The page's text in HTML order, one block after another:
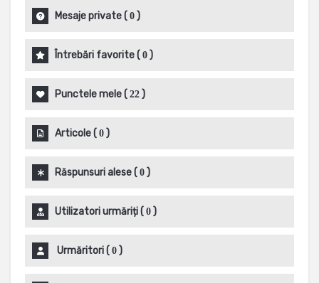
Mesaje private( 0 )
Întrebări favorite( 0 )
Punctele mele( 22 )
Articole( 0 )
Răspunsuri alese( 0 )
Utilizatori urmăriți( 0 )
Urmăritori( 0 )